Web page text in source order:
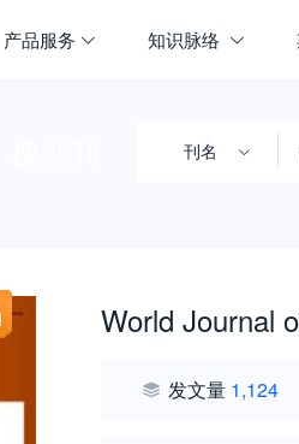
产品服务 知识脉络
刊名
World Journal
发文量 1,124